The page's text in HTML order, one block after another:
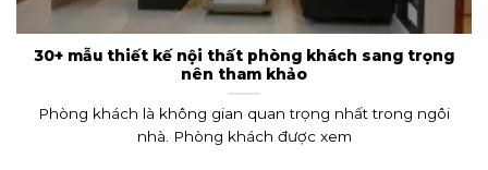
30+ mẫu thiết kế nội thất phòng khách sang trọng
nên tham khảo
Phòng khách là không gian quan trọng nhất trong ngôi
nhà. Phòng khách được xem